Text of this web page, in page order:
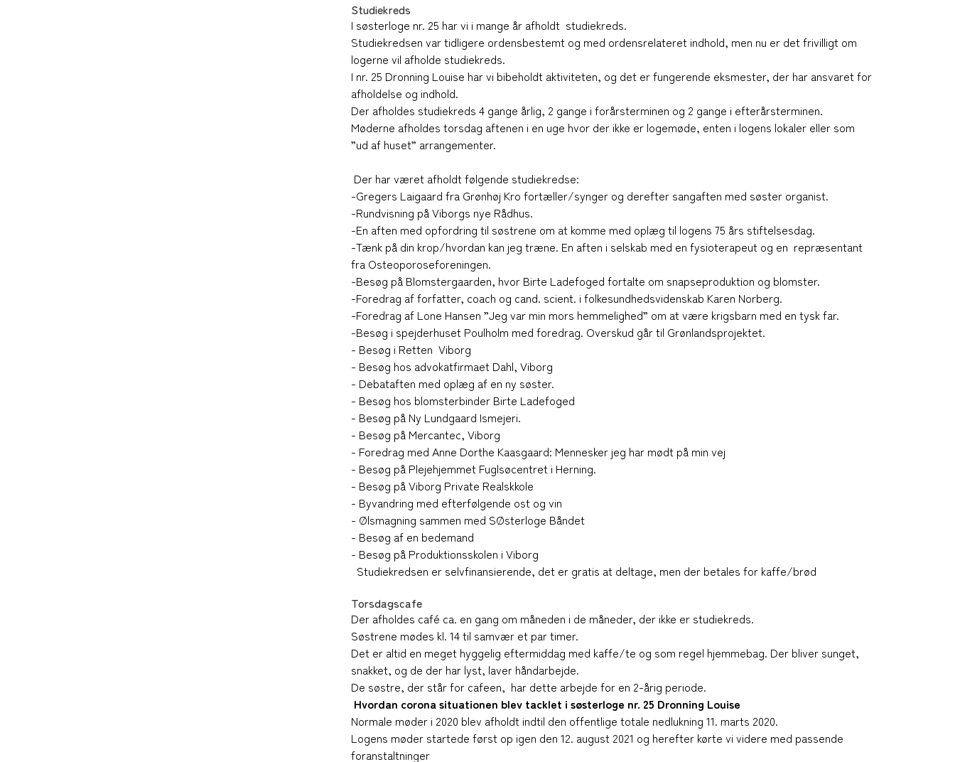
Studiekreds
I søsterloge nr. 25 har vi i mange år afholdt studiekreds.
Studiekredsen var tidligere ordensbestemt og med ordensrelateret indhold, men nu er det frivilligt om
logerne vil afholde studiekreds.
I nr. 25 Dronning Louise har vi bibeholdt aktiviteten, og det er fungerende eksmester, der har ansvaret for
afholdelse og indhold.
Der afholdes studiekreds 4 gange årlig, 2 gange i forårsterminen og 2 gange i efterårsterminen.
Møderne afholdes torsdag aftenen i en uge hvor der ikke er logemøde, enten i logens lokaler eller som
”ud af huset” arrangementer.
Der har været afholdt følgende studiekredse:
-Gregers Laigaard fra Grønhøj Kro fortæller/synger og derefter sangaften med søster organist.
-Rundvisning på Viborgs nye Rådhus.
-En aften med opfordring til søstrene om at komme med oplæg til logens 75 års stiftelsesdag.
-Tænk på din krop/hvordan kan jeg træne. En aften i selskab med en fysioterapeut og en repræsentant
fra Osteoporoseforeningen.
-Besøg på Blomstergaarden, hvor Birte Ladefoged fortalte om snapseproduktion og blomster.
-Foredrag af forfatter, coach og cand. scient. i folkesundhedsvidenskab Karen Norberg.
-Foredrag af Lone Hansen ”Jeg var min mors hemmelighed” om at være krigsbarn med en tysk far.
-Besøg i spejderhuset Poulholm med foredrag. Overskud går til Grønlandsprojektet.
- Besøg i Retten Viborg
- Besøg hos advokatfirmaet Dahl, Viborg
- Debataften med oplæg af en ny søster.
- Besøg hos blomsterbinder Birte Ladefoged
- Besøg på Ny Lundgaard Ismejeri.
- Besøg på Mercantec, Viborg
- Foredrag med Anne Dorthe Kaasgaard: Mennesker jeg har mødt på min vej
- Besøg på Plejehjemmet Fuglsøcentret i Herning.
- Besøg på Viborg Private Realskkole
- Byvandring med efterfølgende ost og vin
- Ølsmagning sammen med SØsterloge Båndet
- Besøg af en bedemand
- Besøg på Produktionsskolen i Viborg
Studiekredsen er selvfinansierende, det er gratis at deltage, men der betales for kaffe/brød
Torsdagscafe
Der afholdes café ca. en gang om måneden i de måneder, der ikke er studiekreds.
Søstrene mødes kl. 14 til samvær et par timer.
Det er altid en meget hyggelig eftermiddag med kaffe/te og som regel hjemmebag. Der bliver sunget,
snakket, og de der har lyst, laver håndarbejde.
De søstre, der står for cafeen, har dette arbejde for en 2-årig periode.
Hvordan corona situationen blev tacklet i søsterloge nr. 25 Dronning Louise
Normale møder i 2020 blev afholdt indtil den offentlige totale nedlukning 11. marts 2020.
Logens møder startede først op igen den 12. august 2021 og herefter kørte vi videre med passende
foranstaltninger